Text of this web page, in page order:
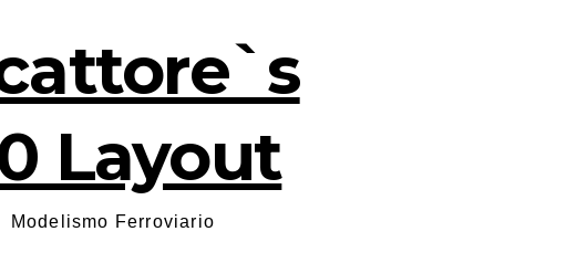
Layout
Modelismo Ferroviario